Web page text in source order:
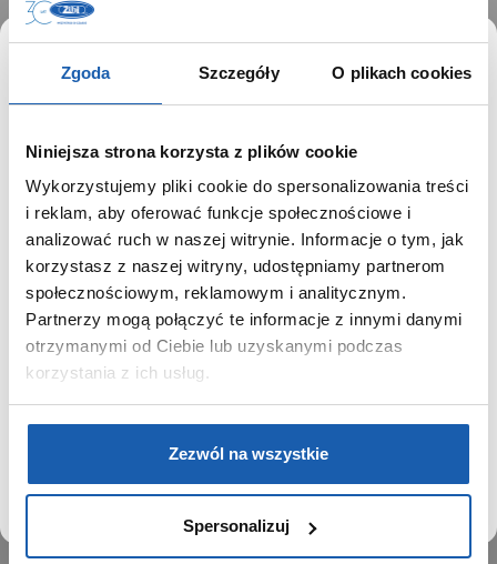
Zgoda Szczegóły O plikach cookies
Niniejsza strona korzysta z plików cookie
Wykorzystujemy pliki cookie do spersonalizowania treści
i reklam, aby oferować funkcje społecznościowe i
analizować ruch w naszej witrynie. Informacje o tym, jak
korzystasz z naszej witryny, udostępniamy partnerom
społecznościowym, reklamowym i analitycznym.
Partnerzy mogą połączyć te informacje z innymi danymi
otrzymanymi od Ciebie lub uzyskanymi podczas
korzystania z ich usług.
Zezwól na wszystkie
Spersonalizuj
3191
26.09.2024
GRUPA ZIBI
Historia
Misja, wizja i wartości Grupy Zibi
Ważne daty
Kariera
Zgoda na ciasteczka
PRODUKTY
Kalkulatory
SIECI SPRZEDAŻY
SZANOWNY UŻYTKOWNIKU,
SZANOWNA UŻYTKOWNICZKO
Używamy plików cookie w celach analitycznych,
statystycznych i marketingowych, w tym aby analizować
ruch w tej witrynie, optymalizować jej działanie oraz
zapamiętywać Twoje preferencje.